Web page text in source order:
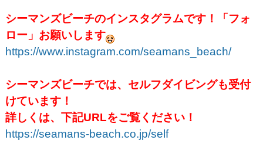
シーマンズビーチのインスタグラムです！「フォ
ロー」お願いします
https://www.instagram.com/seamans_beach/
シーマンズビーチでは、セルフダイビングも受付
けています！
詳しくは、下記URLをご覧ください！
https://seamans-beach.co.jp/self